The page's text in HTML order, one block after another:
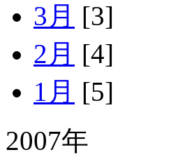
3月 [3]
2月 [4]
1月 [5]
2007年